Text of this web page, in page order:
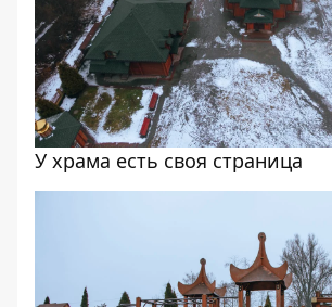
У храма есть своя страница